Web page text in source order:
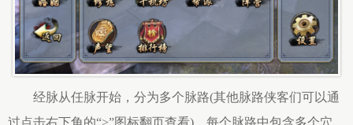
经脉从任脉开始，分为多个脉路(其他脉路侠客们可以通
过点击右下角的“>”图标翻页查看)，每个脉路中包含多个穴